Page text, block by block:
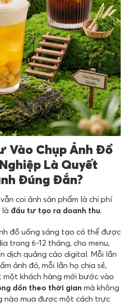
Vào Chụp Ảnh Đồ
Là Quyết
Đúng Đắn?
coi ảnh sản phẩm là chi phí
là đầu tư tạo ra doanh thu.
đồ uống sáng tạo có thể được
trong 6-12 tháng, cho menu,
dịch quảng cáo digital. Mỗi lần
ảnh đó, mỗi lần họ chia sẻ,
khách hàng mới bước vào
dồn theo thời gian mà không
nào mua được một cách trực